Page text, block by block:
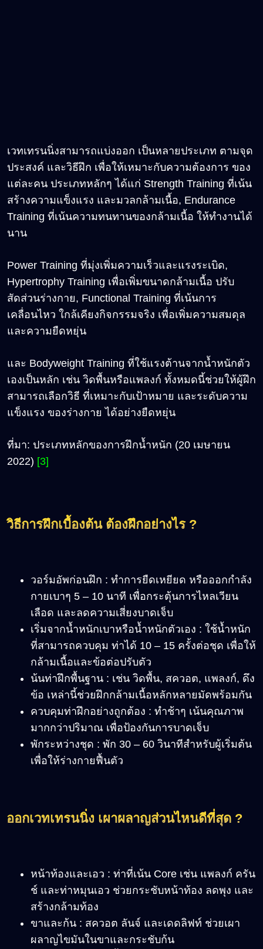
เวทเทรนนิ่งสามารถแบ่งออก เป็นหลายประเภท ตามจุด
ประสงค์ และวิธีฝึก เพื่อให้เหมาะกับความต้องการ ของ
แต่ละคน ประเภทหลักๆ ได้แก่ Strength Training ที่เน้น
สร้างความแข็งแรง และมวลกล้ามเนื้อ, Endurance
Training ที่เน้นความทนทานของกล้ามเนื้อ ให้ทำงานได้
นาน
Power Training ที่มุ่งเพิ่มความเร็วและแรงระเบิด,
Hypertrophy Training เพื่อเพิ่มขนาดกล้ามเนื้อ ปรับ
สัดส่วนร่างกาย, Functional Training ที่เน้นการ
เคลื่อนไหว ใกล้เคียงกิจกรรมจริง เพื่อเพิ่มความสมดุล
และความยืดหยุ่น
และ Bodyweight Training ที่ใช้แรงต้านจากน้ำหนักตัว
เองเป็นหลัก เช่น วิดพื้นหรือแพลงก์ ทั้งหมดนี้ช่วยให้ผู้ฝึก
สามารถเลือกวิธี ที่เหมาะกับเป้าหมาย และระดับความ
แข็งแรง ของร่างกาย ได้อย่างยืดหยุ่น
ที่มา: ประเภทหลักของการฝึกน้ำหนัก (20 เมษายน
2022) [3]
วิธีการฝึกเบื้องต้น ต้องฝึกอย่างไร ?
วอร์มอัพก่อนฝึก : ทำการยืดเหยียด หรือออกกำลัง
กายเบาๆ 5 – 10 นาที เพื่อกระตุ้นการไหลเวียน
เลือด และลดความเสี่ยงบาดเจ็บ
เริ่มจากน้ำหนักเบาหรือน้ำหนักตัวเอง : ใช้น้ำหนัก
ที่สามารถควบคุม ท่าได้ 10 – 15 ครั้งต่อชุด เพื่อให้
กล้ามเนื้อและข้อต่อปรับตัว
น้นท่าฝึกพื้นฐาน : เช่น วิดพื้น, สควอต, แพลงก์, ดึง
ข้อ เหล่านี้ช่วยฝึกกล้ามเนื้อหลักหลายมัดพร้อมกัน
ควบคุมท่าฝึกอย่างถูกต้อง : ทำช้าๆ เน้นคุณภาพ
มากกว่าปริมาณ เพื่อป้องกันการบาดเจ็บ
พักระหว่างชุด : พัก 30 – 60 วินาทีสำหรับผู้เริ่มต้น
เพื่อให้ร่างกายฟื้นตัว
ออกเวทเทรนนิ่ง เผาผลาญส่วนไหนดีที่สุด ?
หน้าท้องและเอว : ท่าที่เน้น Core เช่น แพลงก์ ครัน
ช์ และท่าหมุนเอว ช่วยกระชับหน้าท้อง ลดพุง และ
สร้างกล้ามท้อง
ขาและก้น : สควอต ลันจ์ และเดดลิฟท์ ช่วยเผา
ผลาญไขมันในขาและกระชับก้น